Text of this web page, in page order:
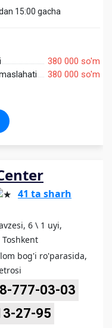
15:00 gacha
380 000 so'm
380 000 so'm
41 ta sharh
6 \ 1 uyi,
bog'i ro'parasida,
777-03-03
27-95